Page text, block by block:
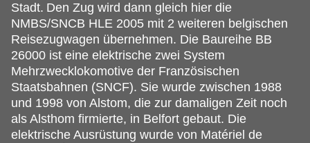
Stadt. Den Zug wird dann gleich hier die
NMBS/SNCB HLE 2005 mit 2 weiteren belgischen
Reisezugwagen übernehmen. Die Baureihe BB
26000 ist eine elektrische zwei System
Mehrzwecklokomotive der Französischen
Staatsbahnen (SNCF). Sie wurde zwischen 1988
und 1998 von Alstom, die zur damaligen Zeit noch
als Alsthom firmierte, in Belfort gebaut. Die
elektrische Ausrüstung wurde von Matériel de